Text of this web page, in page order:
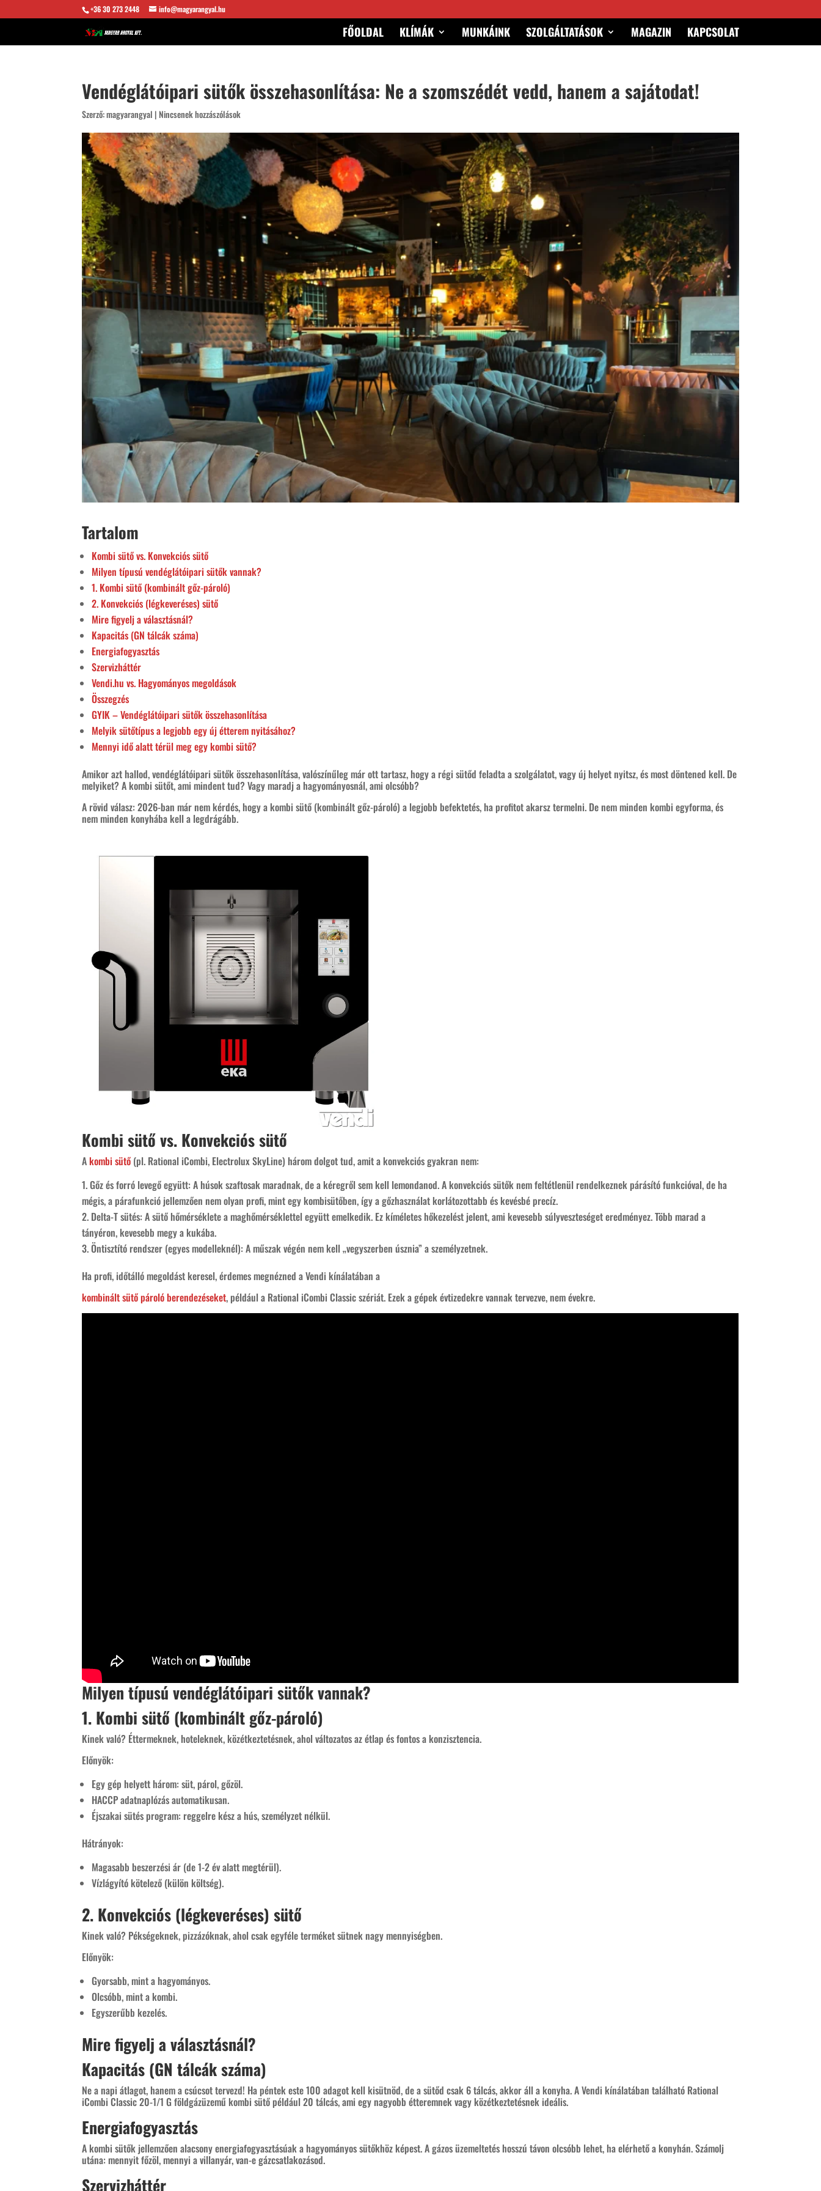
+36 30 273 2448 info@magyarangyal.hu
FŐOLDAL KLÍMÁK MUNKÁINK SZOLGÁLTATÁSOK MAGAZIN KAPCSOLAT
Vendéglátóipari sütők összehasonlítása: Ne a szomszédét vedd, hanem a sajátodat!
Szerző:magyarangyal | Nincsenek hozzászólások
Tartalom
Kombi sütő vs. Konvekciós sütő
Milyen típusú vendéglátóipari sütők vannak?
1. Kombi sütő (kombinált gőz-pároló)
2. Konvekciós (légkeveréses) sütő
Mire figyelj a választásnál?
Kapacitás (GN tálcák száma)
Energiafogyasztás
Szervizháttér
Vendi.hu vs. Hagyományos megoldások
Összegzés
GYIK – Vendéglátóipari sütők összehasonlítása
Melyik sütőtípus a legjobb egy új étterem nyitásához?
Mennyi idő alatt térül meg egy kombi sütő?
Amikor azt hallod, vendéglátóipari sütők összehasonlítása, valószínűleg már ott tartasz, hogy a régi sütőd feladta a szolgálatot, vagy új helyet nyitsz, és most döntened kell. De
melyiket? A kombi sütőt, ami mindent tud? Vagy maradj a hagyományosnál, ami olcsóbb?
A rövid válasz: 2026-ban már nem kérdés, hogy a kombi sütő (kombinált gőz-pároló) a legjobb befektetés, ha profitot akarsz termelni. De nem minden kombi egyforma, és
nem minden konyhába kell a legdrágább.
Kombi sütő vs. Konvekciós sütő
Akombi sütő (pl. Rational iCombi, Electrolux SkyLine) három dolgot tud, amit a konvekciós gyakran nem:
Gőz és forró levegő együtt: A húsok szaftosak maradnak, de a kéregről sem kell lemondanod. A konvekciós sütők nem feltétlenül rendelkeznek párásító funkcióval, de ha
mégis, a párafunkció jellemzően nem olyan profi, mint egy kombisütőben, így a gőzhasználat korlátozottabb és kevésbé precíz.
Delta-T sütés: A sütő hőmérséklete a maghőmérséklettel együtt emelkedik. Ez kíméletes hőkezelést jelent, ami kevesebb súlyveszteséget eredményez. Több marad a
tányéron, kevesebb megy a kukába.
Öntisztító rendszer (egyes modelleknél): A műszak végén nem kell „vegyszerben úsznia” a személyzetnek.
Ha profi, időtálló megoldást keresel, érdemes megnézned a Vendi kínálatában a
kombinált sütő pároló berendezéseket, például a Rational iCombi Classic szériát. Ezek a gépek évtizedekre vannak tervezve, nem évekre.
Milyen típusú vendéglátóipari sütők vannak?
1. Kombi sütő (kombinált gőz-pároló)
Kinek való? Éttermeknek, hoteleknek, közétkeztetésnek, ahol változatos az étlap és fontos a konzisztencia.
Előnyök:
Egy gép helyett három: süt, párol, gőzöl.
HACCP adatnaplózás automatikusan.
Éjszakai sütés program: reggelre kész a hús, személyzet nélkül.
Hátrányok:
Magasabb beszerzési ár (de 1-2 év alatt megtérül).
Vízlágyító kötelező (külön költség).
2. Konvekciós (légkeveréses) sütő
Kinek való? Pékségeknek, pizzázóknak, ahol csak egyféle terméket sütnek nagy mennyiségben.
Előnyök:
Gyorsabb, mint a hagyományos.
Olcsóbb, mint a kombi.
Egyszerűbb kezelés.
Mire figyelj a választásnál?
Kapacitás (GN tálcák száma)
Ne a napi átlagot, hanem a csúcsot tervezd! Ha péntek este 100 adagot kell kisütnöd, de a sütőd csak 6 tálcás, akkor áll a konyha. A Vendi kínálatában található Rational
iCombi Classic 20-1/1 G földgázüzemű kombi sütő például 20 tálcás, ami egy nagyobb étteremnek vagy közétkeztetésnek ideális.​
Energiafogyasztás
A kombi sütők jellemzően alacsony energiafogyasztásúak a hagyományos sütőkhöz képest. A gázos üzemeltetés hosszú távon olcsóbb lehet, ha elérhető a konyhán. Számolj
utána: mennyit főzöl, mennyi a villanyár, van-e gázcsatlakozásod.
Szervizháttér